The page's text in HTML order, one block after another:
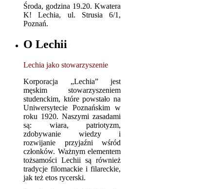
Środa, godzina 19.20. Kwatera
K! Lechia, ul. Strusia 6/1,
Poznań.
O Lechii
Lechia jako stowarzyszenie
Korporacja „Lechia” jest
męskim stowarzyszeniem
studenckim, które powstało na
Uniwersytecie Poznańskim w
roku 1920. Naszymi zasadami
są: wiara, patriotyzm,
zdobywanie wiedzy i
rozwijanie przyjaźni wśród
członków. Ważnym elementem
tożsamości Lechii są również
tradycje filomackie i filareckie,
jak też etos rycerski.